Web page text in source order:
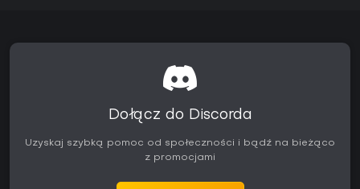
Dołącz do Discorda
Uzyskaj szybką pomoc od społeczności i bądź na bieżąco
z promocjami